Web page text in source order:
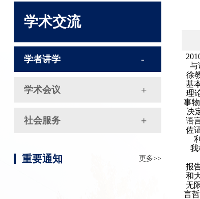
学术交流
学者讲学
学术会议
社会服务
重要通知 更多>>
与
徐
基
理
事
决
语
佐
报
和
无
言